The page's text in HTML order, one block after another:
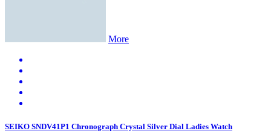
More
SEIKO SNDV41P1 Chronograph Crystal Silver Dial Ladies Watch